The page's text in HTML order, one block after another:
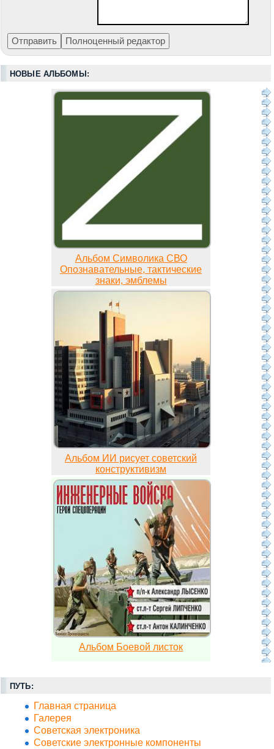
НОВЫЕ АЛЬБОМЫ:
Альбом Символика СВО
Опознавательные, тактические
знаки, эмблемы
Альбом ИИ рисует советский
конструктивизм
Альбом Боевой листок
ПУТЬ:
Главная страница
Галерея
Советская электроника
Советские электронные компоненты